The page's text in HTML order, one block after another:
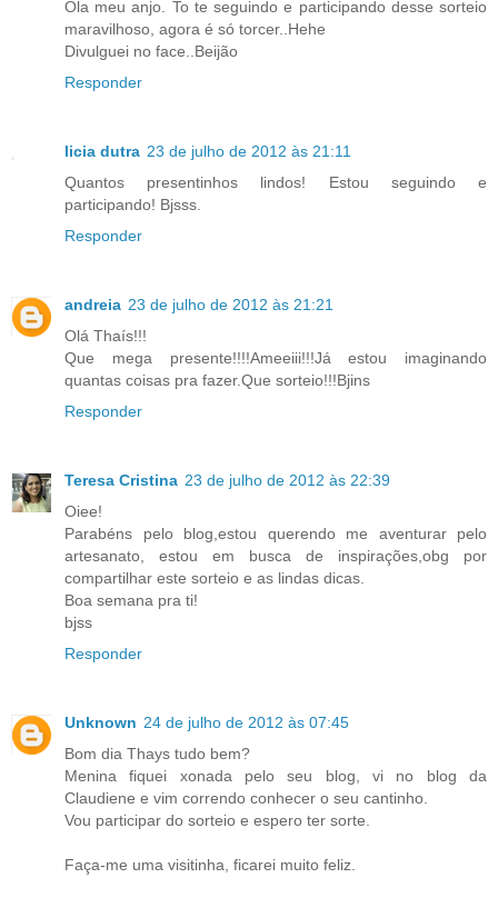
Ola meu anjo. To te seguindo e participando desse sorteio
maravilhoso, agora é só torcer..Hehe
Divulguei no face..Beijão
Responder
licia dutra 23 de julho de 2012 às 21:11
Quantos presentinhos lindos! Estou seguindo e
participando! Bjsss.
Responder
andreia 23 de julho de 2012 às 21:21
Olá Thaís!!!
Que mega presente!!!!Ameeiii!!!Já estou imaginando
quantas coisas pra fazer.Que sorteio!!!Bjins
Responder
Teresa Cristina 23 de julho de 2012 às 22:39
Oiee!
Parabéns pelo blog,estou querendo me aventurar pelo
artesanato, estou em busca de inspirações,obg por
compartilhar este sorteio e as lindas dicas.
Boa semana pra ti!
bjss
Responder
Unknown 24 de julho de 2012 às 07:45
Bom dia Thays tudo bem?
Menina fiquei xonada pelo seu blog, vi no blog da
Claudiene e vim correndo conhecer o seu cantinho.
Vou participar do sorteio e espero ter sorte.
Faça-me uma visitinha, ficarei muito feliz.